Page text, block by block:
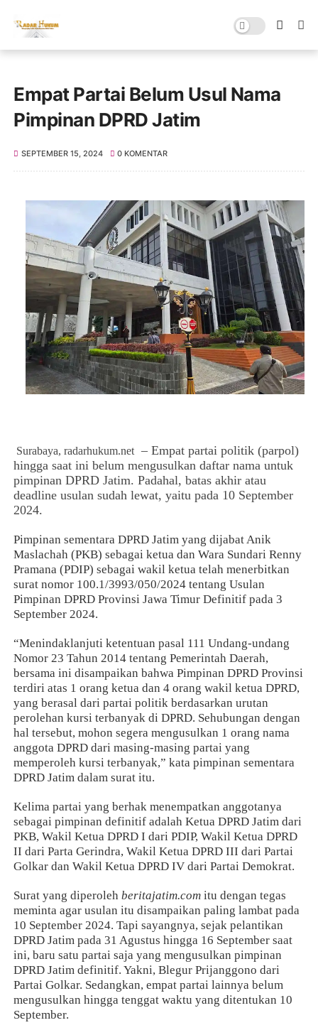
Empat Partai Belum Usul Nama
Pimpinan DPRD Jatim
SEPTEMBER 15, 2024 0 KOMENTAR
Surabaya,radarhukum.net – Empat partai politik (parpol)
hingga saat ini belum mengusulkan daftar nama untuk
pimpinan DPRD Jatim. Padahal, batas akhir atau
deadline usulan sudah lewat, yaitu pada 10 September
2024.
Pimpinan sementara DPRD Jatim yang dijabat Anik
Maslachah (PKB) sebagai ketua dan Wara Sundari Renny
Pramana (PDIP) sebagai wakil ketua telah menerbitkan
surat nomor 100.1/3993/050/2024 tentang Usulan
Pimpinan DPRD Provinsi Jawa Timur Definitif pada 3
September 2024.
“Menindaklanjuti ketentuan pasal 111 Undang-undang
Nomor 23 Tahun 2014 tentang Pemerintah Daerah,
bersama ini disampaikan bahwa Pimpinan DPRD Provinsi
terdiri atas 1 orang ketua dan 4 orang wakil ketua DPRD,
yang berasal dari partai politik berdasarkan urutan
perolehan kursi terbanyak di DPRD. Sehubungan dengan
hal tersebut, mohon segera mengusulkan 1 orang nama
anggota DPRD dari masing-masing partai yang
memperoleh kursi terbanyak,” kata pimpinan sementara
DPRD Jatim dalam surat itu.
Kelima partai yang berhak menempatkan anggotanya
sebagai pimpinan definitif adalah Ketua DPRD Jatim dari
PKB, Wakil Ketua DPRD I dari PDIP, Wakil Ketua DPRD
II dari Parta Gerindra, Wakil Ketua DPRD III dari Partai
Golkar dan Wakil Ketua DPRD IV dari Partai Demokrat.
Surat yang diperolehberitajatim.com itu dengan tegas
meminta agar usulan itu disampaikan paling lambat pada
10 September 2024. Tapi sayangnya, sejak pelantikan
DPRD Jatim pada 31 Agustus hingga 16 September saat
ini, baru satu partai saja yang mengusulkan pimpinan
DPRD Jatim definitif. Yakni, Blegur Prijanggono dari
Partai Golkar. Sedangkan, empat partai lainnya belum
mengusulkan hingga tenggat waktu yang ditentukan 10
September.